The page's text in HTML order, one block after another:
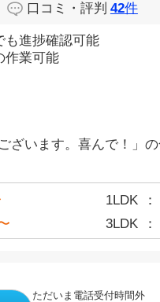
口コミ・評判 42件
も進捗確認可能
作業可能
ざいます。喜んで！」
1LDK
3LDK
ただいま電話受付時間外